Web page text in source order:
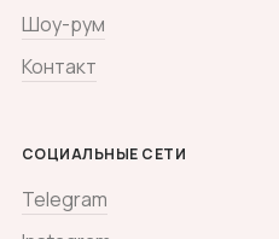
Шоу-рум
Контакт
СОЦИАЛЬНЫЕ СЕТИ
Telegram